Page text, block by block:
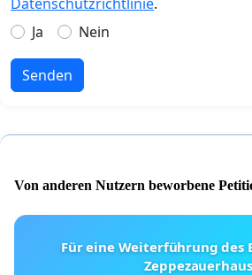
Ja
Nein
Senden
Von anderen Nutzern beworbene
Für eine Weiterführung des
Zeppezauerhaus